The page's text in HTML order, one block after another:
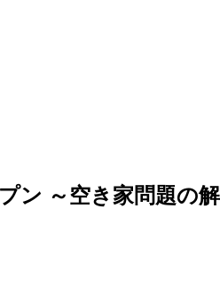
ン ～空き家問題の